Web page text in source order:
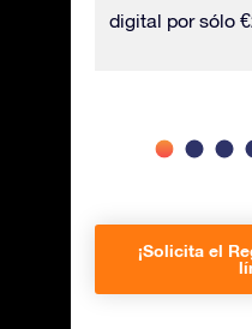
digital por sólo
¡Solicita el